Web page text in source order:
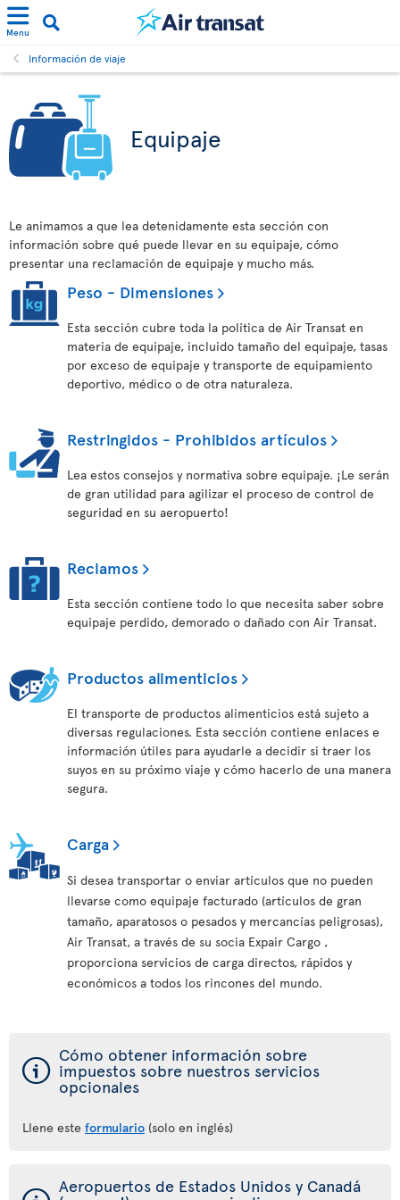
Menu
Información de viaje
Equipaje
Le animamos a que lea detenidamente esta sección con
información sobre qué puede llevar en su equipaje, cómo
presentar una reclamación de equipaje y mucho más.
Peso - Dimensiones
Esta sección cubre toda la política de Air Transat en
materia de equipaje, incluido tamaño del equipaje, tasas
por exceso de equipaje y transporte de equipamiento
deportivo, médico o de otra naturaleza.
Restringidos - Prohibidos artículos
Lea estos consejos y normativa sobre equipaje. ¡Le serán
de gran utilidad para agilizar el proceso de control de
seguridad en su aeropuerto!
Reclamos
Esta sección contiene todo lo que necesita saber sobre
equipaje perdido, demorado o dañado con Air Transat.
Productos alimenticios
El transporte de productos alimenticios está sujeto a
diversas regulaciones. Esta sección contiene enlaces e
información útiles para ayudarle a decidir si traer los
suyos en su próximo viaje y cómo hacerlo de una manera
segura.
Carga
Si desea transportar o enviar artículos que no pueden
llevarse como equipaje facturado (artículos de gran
tamaño, aparatosos o pesados y mercancías peligrosas),
Air Transat, a través de su socia Expair Cargo ,
proporciona servicios de carga directos, rápidos y
económicos a todos los rincones del mundo.
ý Cómo obtener información sobre
impuestos sobre nuestros servicios
opcionales
Llene este formulario (solo en inglés)
Aeropuertos de Estados Unidos y Canadá